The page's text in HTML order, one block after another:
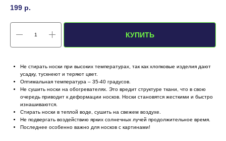
199 р.
КУПИТЬ
Не стирать носки при высоких температурах, так как хлопковые изделия дают
усадку, тускнеют и теряют цвет.
Оптимальная температура – 35-40 градусов.
Не сушить носки на обогревателях. Это вредит структуре ткани, что в свою
очередь приводит к деформации носков. Носки становятся жесткими и быстро
изнашиваются.
Стирать носки в теплой воде, сушить на свежем воздухе.
Не подвергать воздействию ярких солнечных лучей продолжительное время.
Последнее особенно важно для носков с картинами!